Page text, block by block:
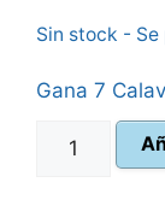
Sin stock -
Gana 7
Dragon